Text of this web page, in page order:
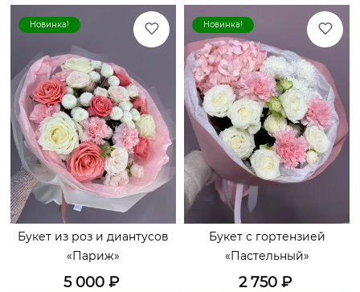
Новинка!
Букет из роз и диантусов
«Париж»
5 000 ₽
Новинка!
Букет с гортензией
«Пастельный»
2 750₽